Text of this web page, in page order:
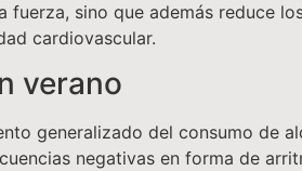
sino que además reduce
cardiovascular.
verano
generalizado del consumo de
negativas en forma de